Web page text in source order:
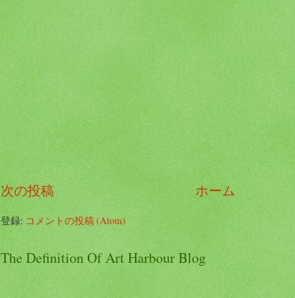
次の投稿 ホーム
登録:コメントの投稿 (Atom)
The Definition Of Art Harbour Blog